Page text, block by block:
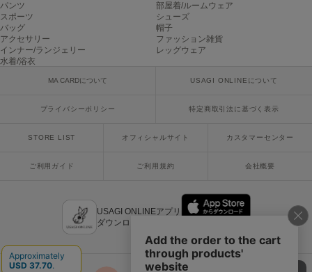
On
オン
Onitsuka Tiger
ORR
Philly chocolate
フィリーチョコレート
パンツ
部屋着/ルームウェア
スポーツ
シューズ
バッグ
帽子
アクセサリー
ファッション雑貨
インナー/ランジェリー
レッグウェア
水着/浴衣
MA CARDについて USAGI ONLINEについて
プライバシーポリシー 特定商取引法に基づく表示
STORE LIST オフィシャルサイト カスタマーセンター
ご利用ガイド ご利用規約 会社概要
USAGI ONLINEアプリ
ダウンロードはこちら